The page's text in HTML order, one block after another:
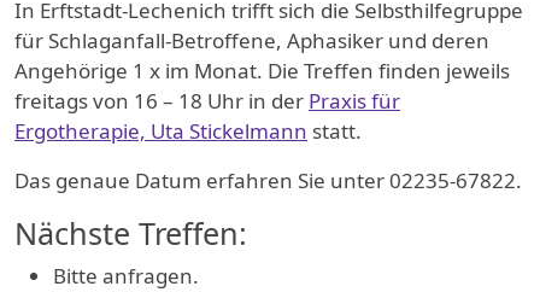
In Erftstadt-Lechenich trifft sich die Selbsthilfegruppe
für Schlaganfall-Betroffene, Aphasiker und deren
Angehörige 1 x im Monat. Die Treffen finden jeweils
freitags von 16 – 18 Uhr in der Praxis für
Ergotherapie, Uta Stickelmann statt.
Das genaue Datum erfahren Sie unter 02235-67822.
Nächste Treffen:
Bitte anfragen.